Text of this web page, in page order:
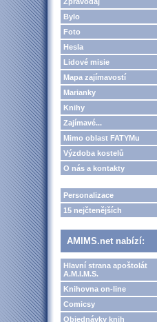
Bylo
Foto
Hesla
Lidové misie
Mapa zajímavostí
Marianky
Knihy
Zajímavé...
Mimo oblast FATYMu
Výzdoba kostelů
O nás a kontakty
Personalizace
15 nejčtenějších
AMIMS.net nabízí:
Hlavní strana apoštolát
A.M.I.M.S.
Knihovna on-line
Comicsy
Objednávky knih